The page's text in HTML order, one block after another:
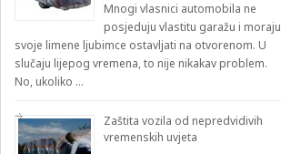
Mnogi vlasnici automobila ne
posjeduju vlastitu garažu i moraju
svoje limene ljubimce ostavljati na otvorenom. U
slučaju lijepog vremena, to nije nikakav problem.
No, ukoliko …
Zaštita vozila od nepredvidivih
vremenskih uvjeta